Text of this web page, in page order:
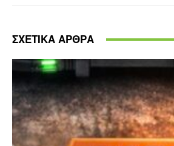
ΣΧΕΤΙΚΑ ΑΡΘΡΑ